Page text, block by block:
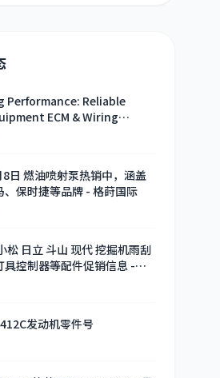
Performance: Reliable
ECM & Wiring
日 燃油喷射泵热销中，涵盖
、保时捷等品牌 - 格莳国际
松 日立 斗山 现代 挖掘机雨刮
具控制器等配件促销信息 -
日
发动机零件号